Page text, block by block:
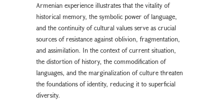
Armenian experience illustrates that the vitality of
historical memory, the symbolic power of language,
and the continuity of cultural values serve as crucial
sources of resistance against oblivion, fragmentation,
and assimilation. In the context of current situation,
the distortion of history, the commodification of
languages, and the marginalization of culture threaten
the foundations of identity, reducing it to superficial
diversity.